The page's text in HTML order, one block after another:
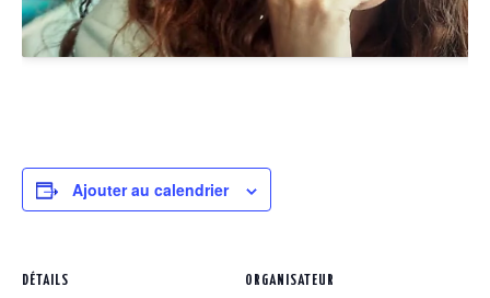
Ajouter au calendrier
DÉTAILS ORGANISATEUR